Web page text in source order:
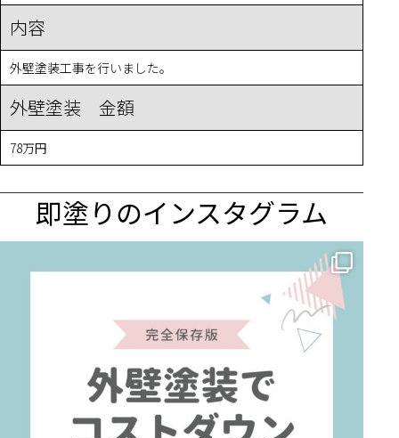
内容
外壁塗装工事を行いました。
外壁塗装 金額
78万円
即塗りのインスタグラム
✨ 賢いお金の使い方！外壁塗装でコストダウンする方法 🏠